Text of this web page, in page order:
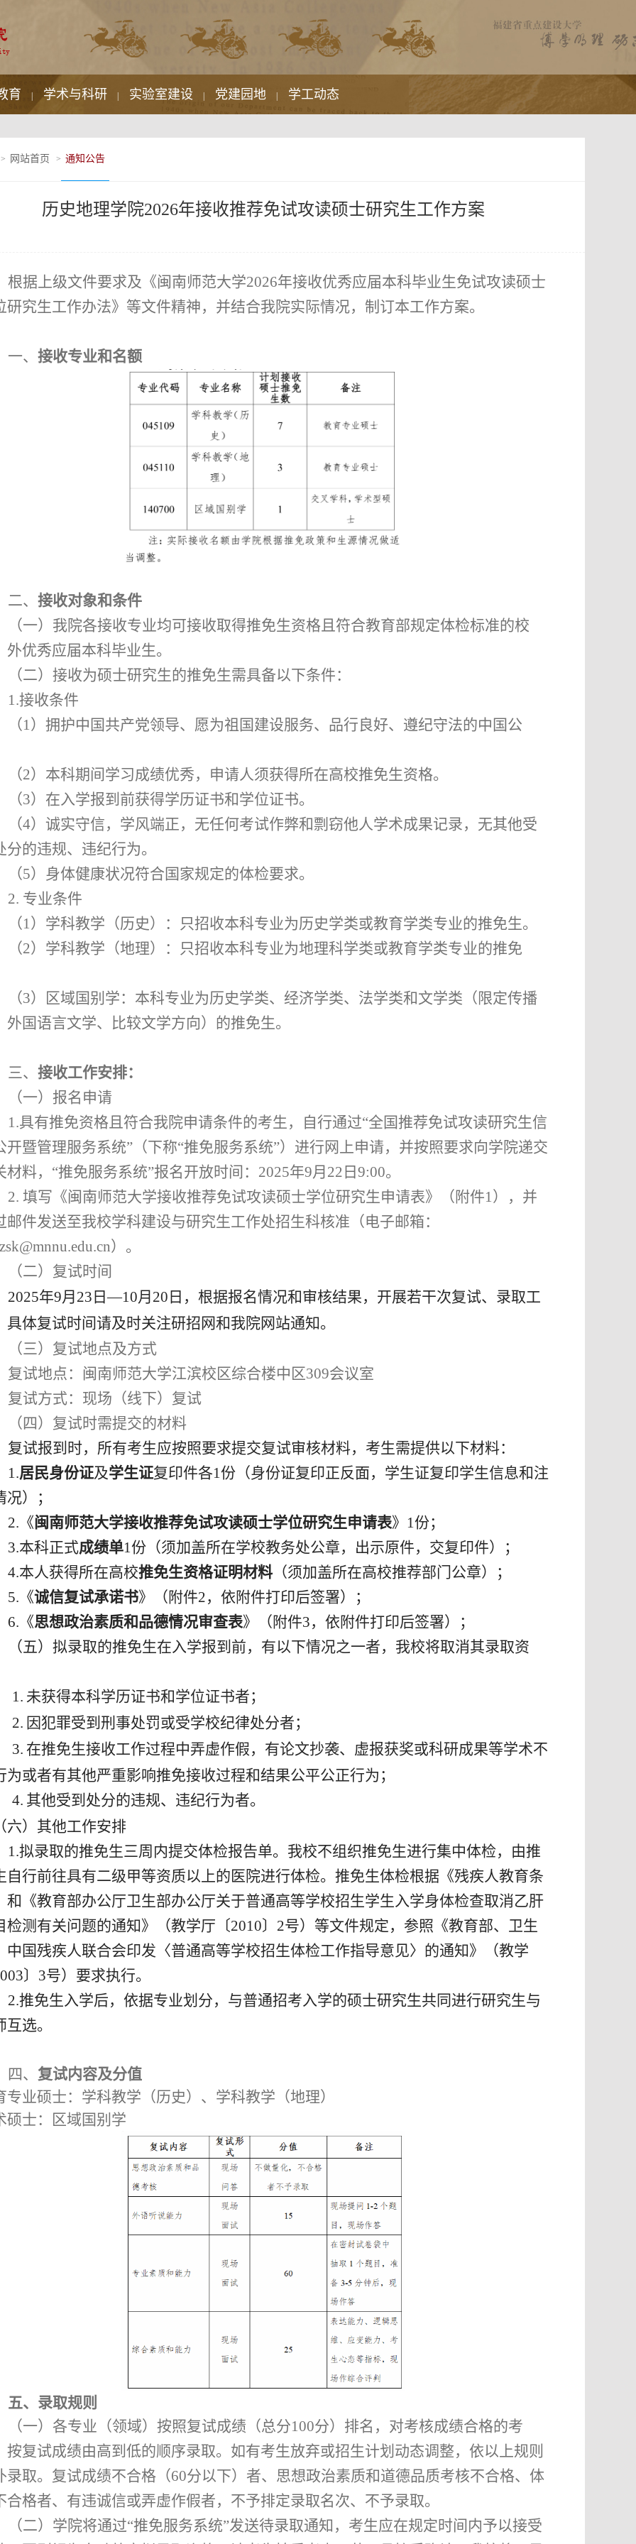
育 学术与科研 实验室建设 党建园地 学工动态
网站首页 > 通知公告
历史地理学院2026年接收推荐免试攻读硕士研究生工作方案
根据上级文件要求及《闽南师范大学2026年接收优秀应届本科毕业生免试攻读硕士
研究生工作办法》等文件精神，并结合我院实际情况， 制订本工作方案。
一、 接收专业和名额
二、 接收对象和条件
（一） 我院各接收专业均可接收取得推免生资格且符合教育部规定体检标准的校
外优秀应届本科毕业生。
（二） 接收为硕士研究生的推免生需具备以下条件：
1.接收条件
（1）拥护中国共产党领导、愿为祖国建设服务、品行良好、遵纪守法的中国公
（2）本科期间学习成绩优秀，申请人须获得所在高校推免生资格。
（3）在入学报到前获得学历证书和学位证书。
（4）诚实守信，学风端正，无任何考试作弊和剽窃他人学术成果记录，无其他受
分的违规、违纪行为。
（5）身体健康状况符合国家规定的体检要求。
2. 专业条件
（1）学科教学（历史）：只招收本科专业为历史学类或教育学类专业的推免生。
（2） 学科教学（地理）：只招收本科专业为地理科学类或教育学类专业的推免
（3） 区域国别学：本科专业为历史学类、经济学类、法学类和文学类 （ 限定传播
外国语言文学、比较文学方向） 的推免生。
三、 接收工作安排：
（一） 报名申请
1.具有推免资格且符合我院申请条件的考生，自行通过“全国推荐免试攻读研究生信
开暨管理服务系统”（下称“推免服务系统”）进行网上申请，并按照要求向学院递交
材料，“推免服务系统”报名开放时间： 2025年9月 22 日 9:00。
2. 填写《闽南师范大学接收推荐免试攻读硕士学位研究生申请表》（附件1），并
邮件发送至我校学科建设与研究生工作处招生科核准（电子邮箱：
）。
（二） 复试时间
2025年9月 23 日—10月 20 日，根据报名情况和审核结果，开展若干次复试、录取工
具体复试时间请及时关注研招网和我院网站通知。
（三） 复试地点及方式
复试地点 ： 闽南师范大学江滨校区综合楼中区309会议室
复试方式：现场（线下）复试
（四） 复试时需提交的材料
复试报到时，所有考生应按照要求提交复试审核材料，考生需提供以下材料：
1.居民身份证及学生证复印件各1份（身份证复印正反面，学生证复印学生信息和注
况）；
2. 《闽南师范大学接收推荐免试攻读硕士学位研究生申请表》 1份；
3.本科正式成绩单1份（须加盖所在学校教务处公章，出示原件，交复印件）；
4.本人获得所在高校推免生资格证明材料（须加盖所在高校推荐部门公章）；
5. 《诚信复试承诺书》（ 附件2， 依附件打印后签署）；
6. 《思想政治素质和品德情况审查表》（ 附件3， 依附件打印后签署）；
（五）拟录取的推免生在入学报到前，有以下情况之一者，我校将取消其录取资
1. 未获得本科学历证书和学位证书者；
2. 因犯罪受到刑事处罚或受学校纪律处分者；
3. 在推免生接收工作过程中弄虚作假，有论文抄袭、虚报获奖或科研成果等学术不
为或者有其他严重影响推免接收过程和结果公平公正行为；
4. 其他受到处分的违规、违纪行为者。
六） 其他工作安排
1.拟录取的推免生三周内提交体检报告单。我校不组织推免生进行集中体检，由推
自行前往具有二级甲等资质以上的医院进行体检。推免生体检根据《残疾人教育条
和《教育部办公厅卫生部办公厅关于普通高等学校招生学生入学身体检查取消乙肝
检测有关问题的通知》（教学厅〔2010〕 2号）等文件规定，参照《教育部、卫生
中国残疾人联合会印发〈普通高等学校招生体检工作指导意见〉的通知》（教学
〕 3号）要求执行。
2.推免生入学后，依据专业划分，与普通招考入学的硕士研究生共同进行研究生与
互选。
四、 复试内容及分值
专业硕士：学科教学（历史） 、 学科教学（地理）
硕士：区域国别学
五、 录取规则
（一） 各专业（领域）按照复试成绩（总分100分）排名，对考核成绩合格的考
按复试成绩由高到低的顺序录取。如有考生放弃或招生计划动态调整，依以上规则
录取。复试成绩不合格（60分以下）者、思想政治素质和道德品质考核不合格、体
合格者、有违诚信或弄虚作假者，不予排定录取名次、不予录取。
（二） 学院将通过“推免服务系统”发送待录取通知，考生应在规定时间内予以接受